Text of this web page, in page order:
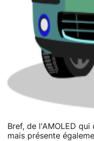
Bref, de l'AMOLED
mais présente